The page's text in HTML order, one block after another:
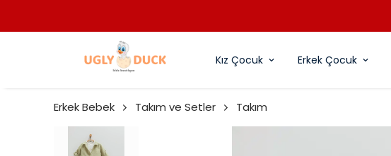
Kız Çocuk Erkek Çocuk
Erkek Bebek Takım ve Setler Takım